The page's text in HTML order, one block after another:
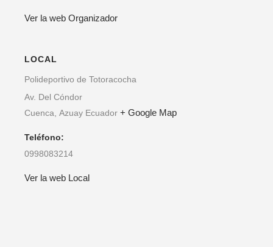
Ver la web Organizador
LOCAL
Polideportivo de Totoracocha
Av. Del Cóndor
Cuenca Azuay Ecuador + Google Map
Teléfono:
0998083214
Ver la web Local